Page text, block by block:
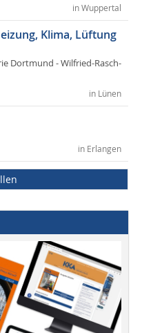
in Wuppertal
Klima, Lüftung
Dortmund - Wilfried-Rasch-
in Lünen
in Erlangen